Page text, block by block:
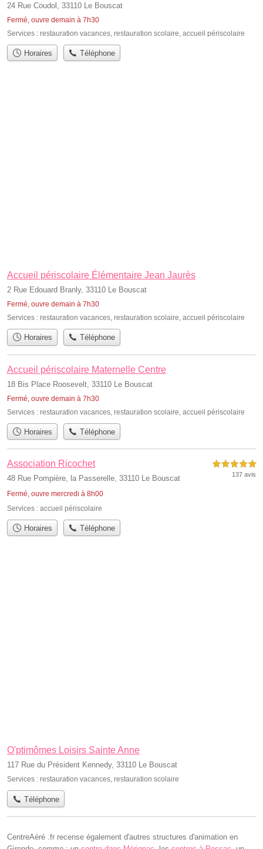
24 Rue Coudol, 33110 Le Bouscat
Fermé, ouvre demain à 7h30
Services : restauration vacances, restauration scolaire, accueil périscolaire
Horaires Téléphone
Accueil périscolaire Élémentaire Jean Jaurès
2 Rue Edouard Branly, 33110 Le Bouscat
Fermé, ouvre demain à 7h30
Services : restauration vacances, restauration scolaire, accueil périscolaire
Horaires Téléphone
Accueil périscolaire Maternelle Centre
18 Bis Place Roosevelt, 33110 Le Bouscat
Fermé, ouvre demain à 7h30
Services : restauration vacances restauration scolaire accueil périscolaire
Horaires Téléphone
Association Ricochet
48 Rue Pompière, la Passerelle, 33110 Le Bouscat
Fermé, ouvre mercredi à 8h00
5,0 étoiles sur 5
137 avis
Services : accueil périscolaire
Horaires Téléphone
O'ptimômes Loisirs Sainte Anne
117 Rue du Président Kennedy, 33110 Le Bouscat
Services : restauration vacances, restauration scolaire
Téléphone
CentreAéré .fr recense également d'autres structures d'animation en